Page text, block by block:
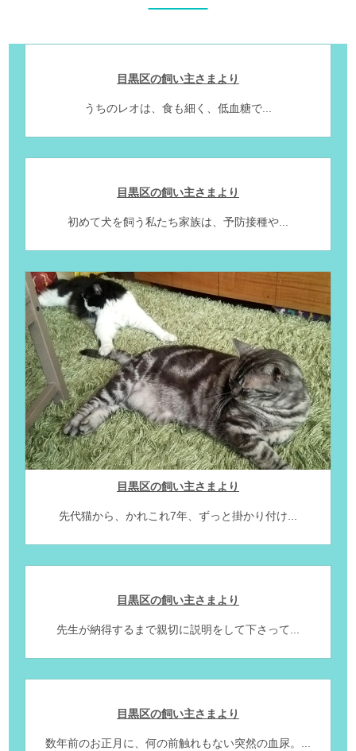
目黒区の飼い主さまより
うちのレオは、食も細く、低血糖で...
目黒区の飼い主さまより
初めて犬を飼う私たち家族は、予防接種や...
目黒区の飼い主さまより
先代猫から、かれこれ7年、ずっと掛かり付け...
目黒区の飼い主さまより
先生が納得するまで親切に説明をして下さって...
目黒区の飼い主さまより
数年前のお正月に、何の前触れもない突然の血尿。...